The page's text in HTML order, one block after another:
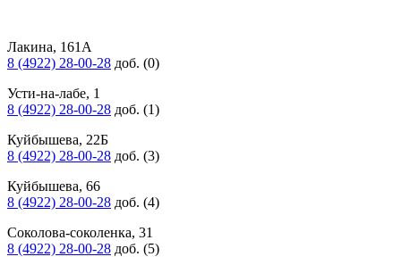
Лакина, 161А
8 (4922) 28-00-28 доб. (0)
Усти-на-лабе, 1
8 (4922) 28-00-28 доб. (1)
Куйбышева, 22Б
8 (4922) 28-00-28 доб. (3)
Куйбышева, 66
8 (4922) 28-00-28 доб. (4)
Соколова-соколенка, 31
8 (4922) 28-00-28 доб. (5)